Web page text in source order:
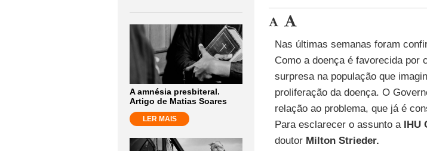
A amnésia presbiteral.
Artigo de Matias Soares
LER MAIS
Nas últimas semanas foram
Como a doença é favorecida por
surpresa na população que
proliferação da doença. O
relação ao problema, que já é
Para esclarecer o assunto a IHU
doutor Milton Strieder.